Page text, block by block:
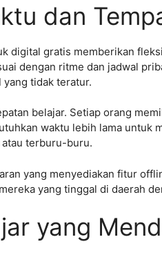
dan
digital gratis memberikan
dengan ritme dan jadwal
yang tidak teratur.
belajar. Setiap orang
waktu lebih lama
terburu-buru.
yang menyediakan fitur
yang tinggal di daerah
yang